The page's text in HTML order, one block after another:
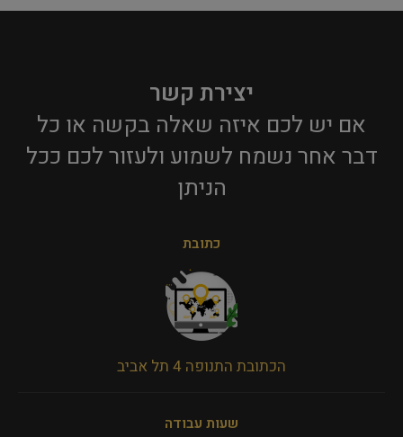
יצירת קשר
אם יש לכם איזה שאלה בקשה או כל
דבר אחר נשמח לשמוע ולעזור לכם ככל
הניתן​
כתובת
הכתובת התנופה 4 תל אביב
שעות עבודה